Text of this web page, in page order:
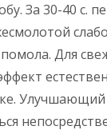
За 30-40 с.
Для
Улучшающий